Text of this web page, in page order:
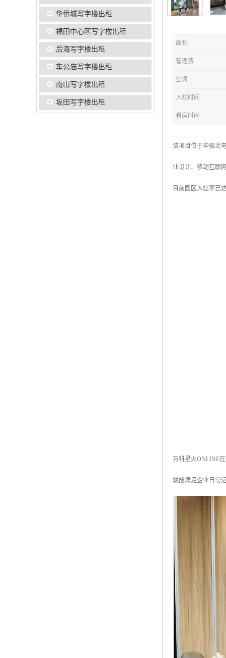
华侨城写字楼出租
福田中心区写字楼出租
后海写字楼出租
车公庙写字楼出租
南山写字楼出租
坂田写字楼出租
面积
管理费
空调
入驻时间
看房时间
该项目位于华强北
业设计、移动互联
目前园区入驻率已
万科星火ONLINE
就能满足企业日常